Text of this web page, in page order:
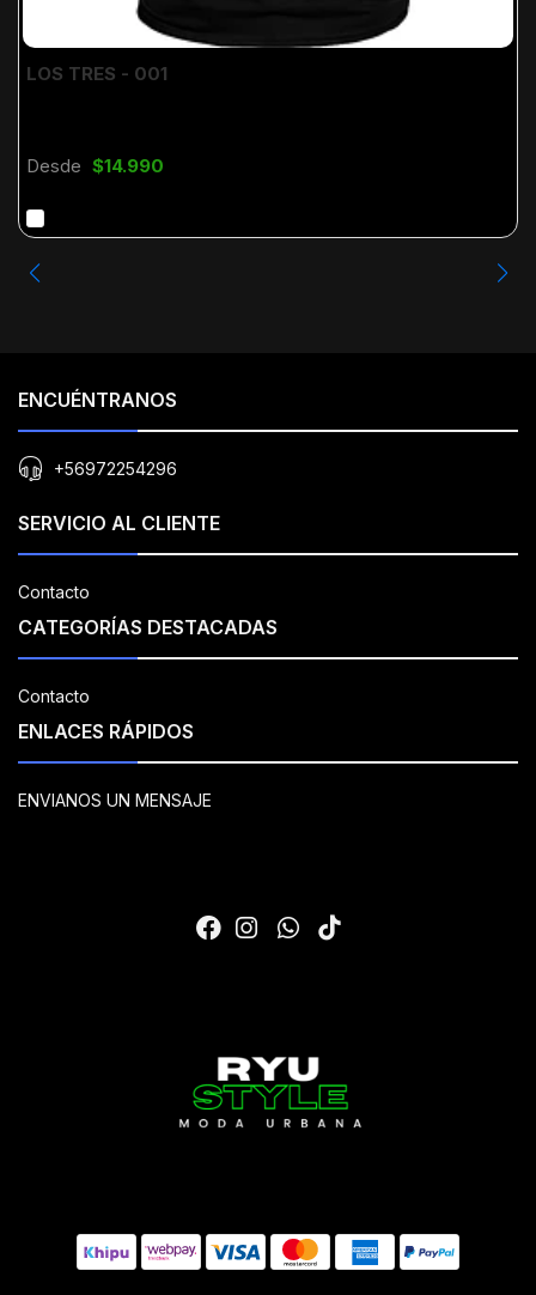
LOS TRES - 001
Desde $14.990
ENCUÉNTRANOS
+56972254296
SERVICIO AL CLIENTE
Contacto
CATEGORÍAS DESTACADAS
Contacto
ENLACES RÁPIDOS
ENVIANOS UN MENSAJE